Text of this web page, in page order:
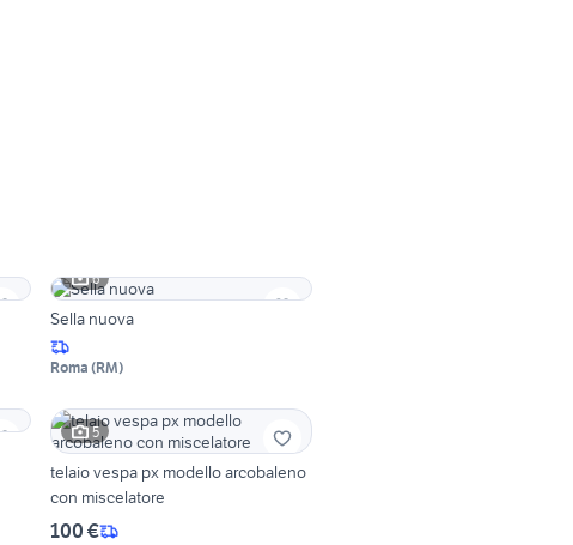
6
Sella nuova
Roma (RM)
5
telaio vespa px modello arcobaleno
con miscelatore
100 €